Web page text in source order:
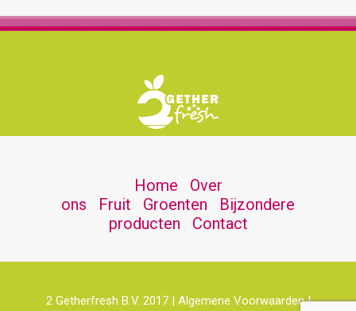
Home
Over
ons
Fruit Groenten
Bijzondere
producten
Contact
2 Getherfresh B.V. 2017 | Algemene Voorwaarden |